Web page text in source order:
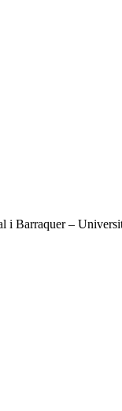
i Barraquer –